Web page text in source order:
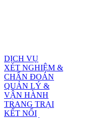
DỊCH VỤ
XÉT NGHIỆM &
CHẨN ĐOÁN
QUẢN LÝ &
VẬN HÀNH
TRANG TRẠI
KẾT NỐI